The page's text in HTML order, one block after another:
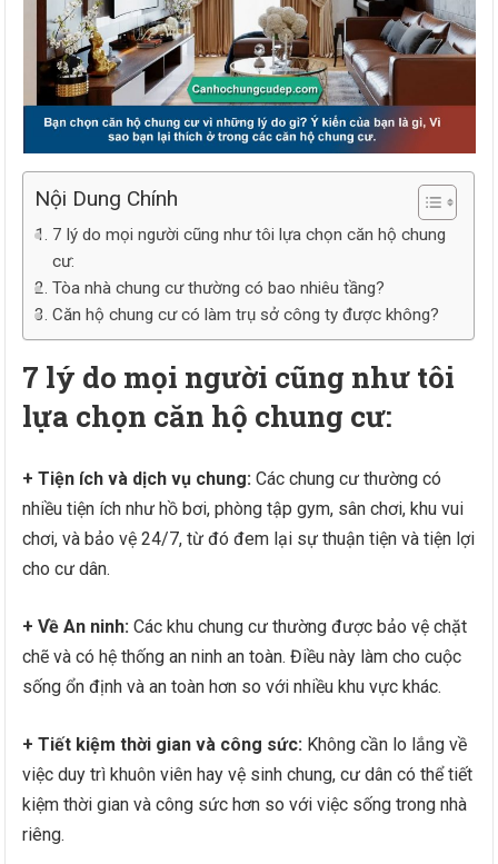
Nội Dung Chính
7 lý do mọi người cũng như tôi lựa chọn căn hộ chung
cư:
Tòa nhà chung cư thường có bao nhiêu tầng?
Căn hộ chung cư có làm trụ sở công ty được không?
7 lý do mọi người cũng như tôi
lựa chọn căn hộ chung cư:
+ Tiện ích và dịch vụ chung: Các chung cư thường có
nhiều tiện ích như hồ bơi, phòng tập gym, sân chơi, khu vui
chơi, và bảo vệ 24/7, từ đó đem lại sự thuận tiện và tiện lợi
cho cư dân.
+ Về An ninh: Các khu chung cư thường được bảo vệ chặt
chẽ và có hệ thống an ninh an toàn. Điều này làm cho cuộc
sống ổn định và an toàn hơn so với nhiều khu vực khác.
+ Tiết kiệm thời gian và công sức: Không cần lo lắng về
việc duy trì khuôn viên hay vệ sinh chung, cư dân có thể tiết
kiệm thời gian và công sức hơn so với việc sống trong nhà
riêng.